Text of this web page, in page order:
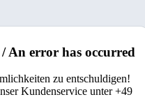
An error has occurred
zu entschuldigen!
Kundenservice unter +49